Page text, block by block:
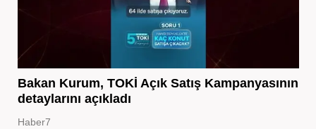
Bakan Kurum, TOKİ Açık Satış Kampanyasının
detaylarını açıkladı
Haber7